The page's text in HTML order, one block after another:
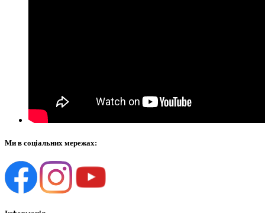
Ми в соціальних мережах: